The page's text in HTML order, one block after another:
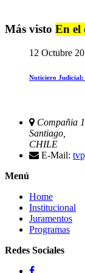
Más visto En el
12 Octubre
Noticiero Judicial:
Compañia
Santiago,
CHILE
E-Mail:
Menú
Home
Institucional
Juramentos
Programas
Redes Sociales